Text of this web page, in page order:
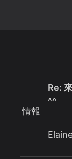
情報
Re:
^^